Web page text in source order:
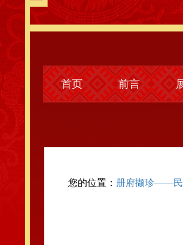
首页 前言
您的位置： 册府撷珍——民